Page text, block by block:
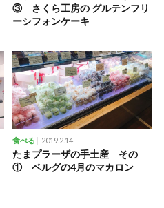
③ さくら工房の グルテンフリ
ーシフォンケーキ
食べる 2019.2.14
たまプラーザの手土産 その
① ベルグの4月のマカロン